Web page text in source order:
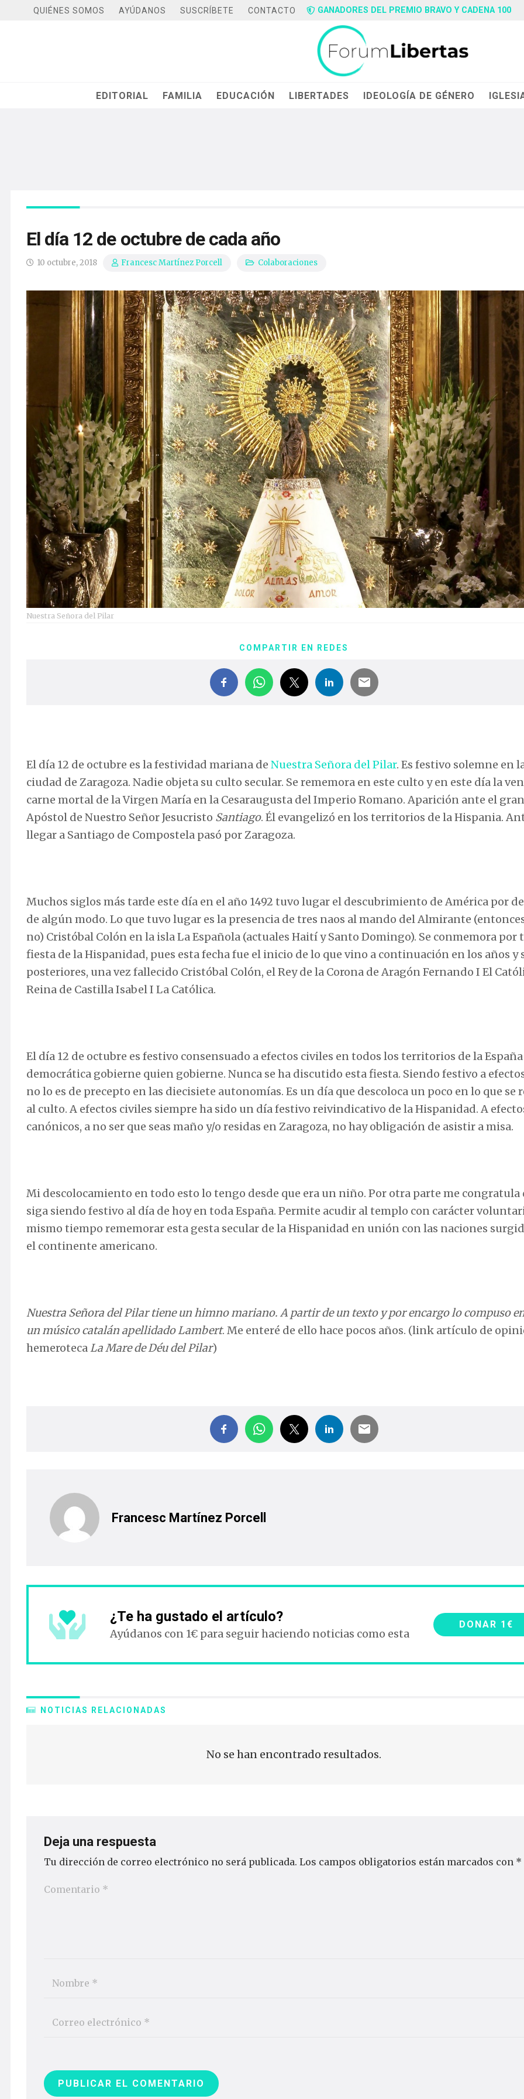
QUIÉNES SOMOS AYÚDANOS SUSCRÍBETE CONTACTO GANADORES DEL PREMIO BRAVO Y CADENA 100
EDITORIAL FAMILIA EDUCACIÓN LIBERTADES IDEOLOGÍA DE GÉNERO
El día 12 de octubre de cada año
10 octubre, 2018 Francesc Martínez Porcell Colaboraciones
Nuestra Señora del Pilar
COMPARTIR EN REDES
El día 12 de octubre es la festividad mariana de Nuestra Señora del Pilar. Es festivo solemne en
ciudad de Zaragoza. Nadie objeta su culto secular. Se rememora en este culto y en este día la
carne mortal de la Virgen María en la Cesaraugusta del Imperio Romano. Aparición ante el gran
Apóstol de Nuestro Señor Jesucristo Santiago. Él evangelizó en los territorios de la Hispania.
llegar a Santiago de Compostela pasó por Zaragoza.
Muchos siglos más tarde este día en el año 1492 tuvo lugar el descubrimiento de América por
de algún modo. Lo que tuvo lugar es la presencia de tres naos al mando del Almirante
no) Cristóbal Colón en la isla La Española (actuales Haití y Santo Domingo). Se conmemora por
fiesta de la Hispanidad, pues esta fecha fue el inicio de lo que vino a continuación en los años y
posteriores, una vez fallecido Cristóbal Colón, el Rey de la Corona de Aragón Fernando I El
Reina de Castilla Isabel I La Católica.
El día 12 de octubre es festivo consensuado a efectos civiles en todos los territorios de la España
democrática gobierne quien gobierne. Nunca se ha discutido esta fiesta. Siendo festivo a
no lo es de precepto en las diecisiete autonomías. Es un día que descoloca un poco en lo que se
al culto. A efectos civiles siempre ha sido un día festivo reivindicativo de la Hispanidad. A
canónicos, a no ser que seas maño y/o residas en Zaragoza, no hay obligación de asistir a misa.
Mi descolocamiento en todo esto lo tengo desde que era un niño. Por otra parte me congratula
siga siendo festivo al día de hoy en toda España. Permite acudir al templo con carácter
mismo tiempo rememorar esta gesta secular de la Hispanidad en unión con las naciones
el continente americano.
Nuestra Señora del Pilar tiene un himno mariano. A partir de un texto y por encargo lo compuso
un músico catalán apellidado Lambert. Me enteré de ello hace pocos años. (link artículo de
hemerotecaLa Mare de Déu del Pilar)
Francesc Martínez Porcell
¿Te ha gustado el artículo?
Ayúdanos con 1€ para seguir haciendo noticias como esta
DONAR 1€
NOTICIAS RELACIONADAS
No se han encontrado resultados.
Deja una respuesta
Tu dirección de correo electrónico no será publicada. Los campos obligatorios están marcados con *
PUBLICAR EL COMENTARIO